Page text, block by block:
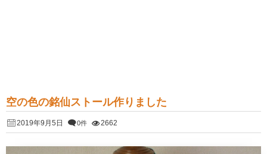
空の色の銘仙ストール作りました
2019年9月5日 0件 2662